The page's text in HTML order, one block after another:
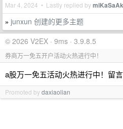
Mar 4, 2024 • Lastly replied by
» junxun 创建的更多主题
© 2026 V2EX · 9ms · 3.9.8.5
券商万一免五开户活动火热进行中！
a股万一免五活动火热进行中！留言
Promoted bydaxiaolian